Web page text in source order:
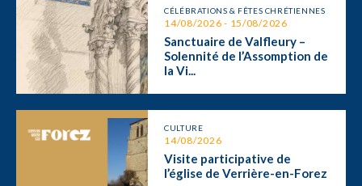
CÉLÉBRATIONS & FÊTES CHRÉTIENNES
14/08/2026 - 15/08/2026
Sanctuaire de Valfleury –
Solennité de l’Assomption de
la Vi...
CULTURE
14/08/2026
Visite participative de
l’église de Verrière-en-Forez